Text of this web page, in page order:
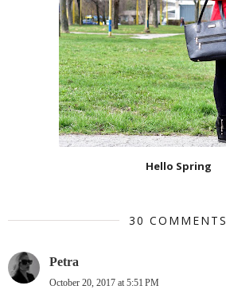
Hello Spring
30 COMMENTS
Petra
October 20, 2017 at 5:51 PM